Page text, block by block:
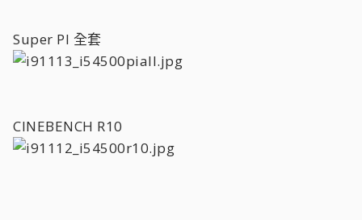
Super PI 全套
CINEBENCH R10